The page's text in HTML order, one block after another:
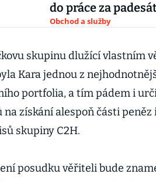
do práce za
Obchod a služby
skupinu dlužící vlastním
Kara jednou z
portfolia, a tím pádem i
získání alespoň části
skupiny C2H.
posudku věřiteli bude